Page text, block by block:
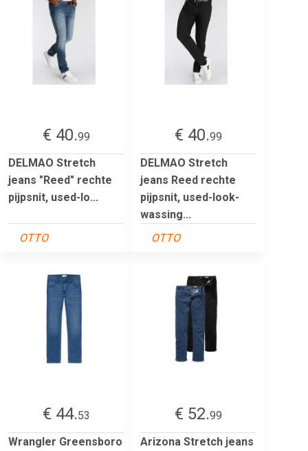
€ 40.99
DELMAO Stretch
jeans "Reed" rechte
pijpsnit, used-lo...
OTTO
€ 40.99
DELMAO Stretch
jeans Reed rechte
pijpsnit, used-look-
wassing...
OTTO
€ 44.53
Wrangler Greensboro
€ 52.99
Arizona Stretch jeans